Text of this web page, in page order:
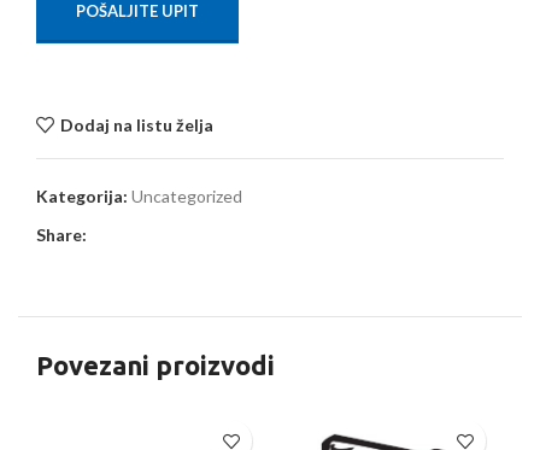
POŠALJITE UPIT
Dodaj na listu želja
Kategorija: Uncategorized
Share:
Povezani proizvodi